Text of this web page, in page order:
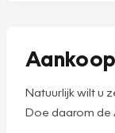
Natuurlijk wilt u
Doe daarom de